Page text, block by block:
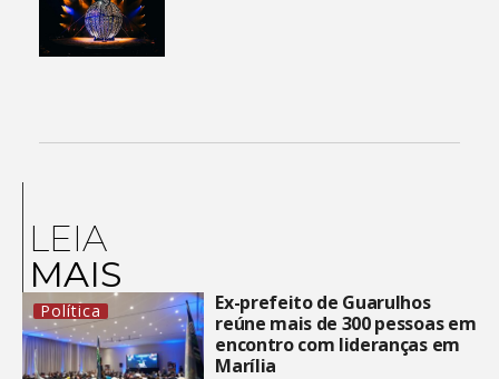
LEIA
MAIS
Política
Ex-prefeito de Guarulhos
reúne mais de 300 pessoas em
encontro com lideranças em
Marília